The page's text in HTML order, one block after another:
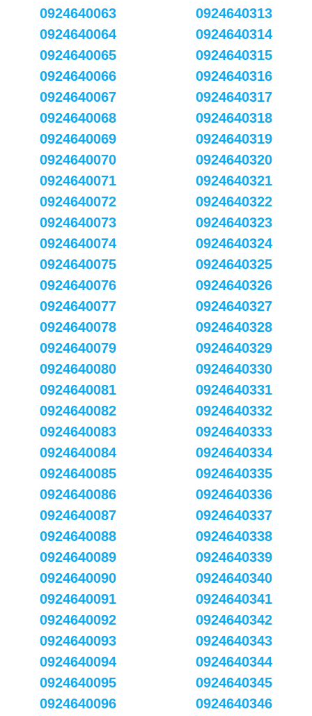
0924640063
0924640064
0924640065
0924640066
0924640067
0924640068
0924640069
0924640070
0924640071
0924640072
0924640073
0924640074
0924640075
0924640076
0924640077
0924640078
0924640079
0924640080
0924640081
0924640082
0924640083
0924640084
0924640085
0924640086
0924640087
0924640088
0924640089
0924640090
0924640091
0924640092
0924640093
0924640094
0924640095
0924640096
0924640313
0924640314
0924640315
0924640316
0924640317
0924640318
0924640319
0924640320
0924640321
0924640322
0924640323
0924640324
0924640325
0924640326
0924640327
0924640328
0924640329
0924640330
0924640331
0924640332
0924640333
0924640334
0924640335
0924640336
0924640337
0924640338
0924640339
0924640340
0924640341
0924640342
0924640343
0924640344
0924640345
0924640346